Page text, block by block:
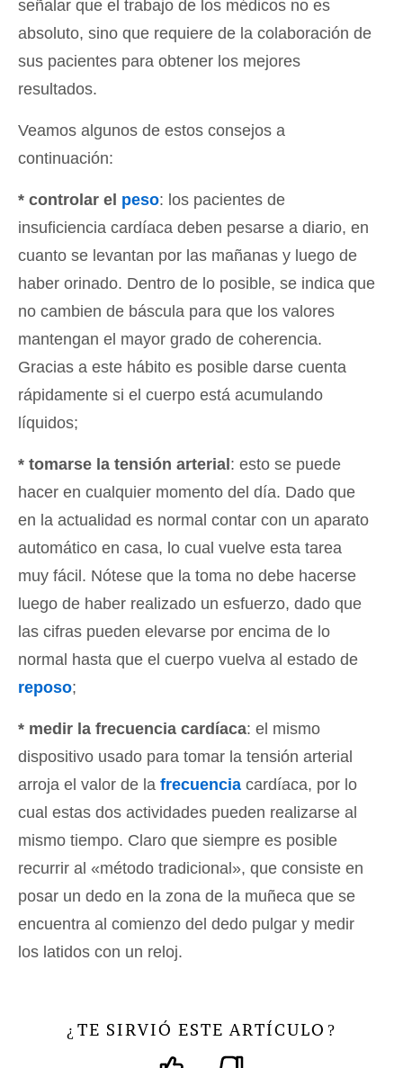
señalar que el trabajo de los médicos no es
absoluto, sino que requiere de la colaboración de
sus pacientes para obtener los mejores
resultados.
Veamos algunos de estos consejos a
continuación:
* controlar el peso: los pacientes de
insuficiencia cardíaca deben pesarse a diario, en
cuanto se levantan por las mañanas y luego de
haber orinado. Dentro de lo posible, se indica que
no cambien de báscula para que los valores
mantengan el mayor grado de coherencia.
Gracias a este hábito es posible darse cuenta
rápidamente si el cuerpo está acumulando
líquidos;
* tomarse la tensión arterial : esto se puede
hacer en cualquier momento del día. Dado que
en la actualidad es normal contar con un aparato
automático en casa, lo cual vuelve esta tarea
muy fácil. Nótese que la toma no debe hacerse
luego de haber realizado un esfuerzo, dado que
las cifras pueden elevarse por encima de lo
normal hasta que el cuerpo vuelva al estado de
reposo;
* medir la frecuencia cardíaca: el mismo
dispositivo usado para tomar la tensión arterial
arroja el valor de la frecuencia cardíaca, por lo
cual estas dos actividades pueden realizarse al
mismo tiempo. Claro que siempre es posible
recurrir al «método tradicional», que consiste en
posar un dedo en la zona de la muñeca que se
encuentra al comienzo del dedo pulgar y medir
los latidos con un reloj.
¿ TE SIRVIÓ ESTE ARTÍCULO ?